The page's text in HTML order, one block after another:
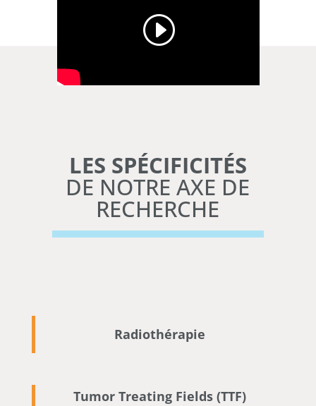
LES SPÉCIFICITÉS
DE NOTRE AXE DE
RECHERCHE
Radiothérapie
Tumor Treating Fields (TTF)